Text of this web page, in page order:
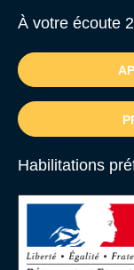
À votre écoute
Habilitations